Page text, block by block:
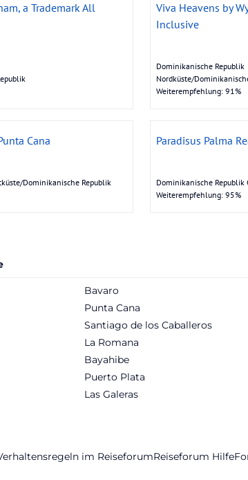
a Trademark All
Viva Heavens by
Inclusive
Dominikanische Republik
Nordküste/
Weiterempfehlung: 91%
Cana
Dominikanische Republik
Paradisus Palma
Dominikanische
Weiterempfehlung: 95%
Bavaro
Punta Cana
Santiago de los Caballeros
La Romana
Bayahibe
Puerto Plata
Las Galeras
im ReiseforumReiseforum Hilfe